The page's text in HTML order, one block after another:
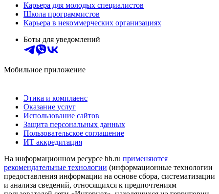
Карьера для молодых специалистов
Школа программистов
Карьера в некоммерческих организациях
Боты для уведомлений
Мобильное приложение
Этика и комплаенс
Оказание услуг
Использование сайтов
Защита персональных данных
Пользовательское соглашение
ИТ аккредитация
На информационном ресурсе hh.ru применяются
рекомендательные технологии (информационные технологии
предоставления информации на основе сбора, систематизации
и анализа сведений, относящихся к предпочтениям